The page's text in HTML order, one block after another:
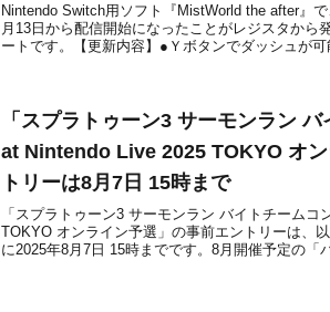
Nintendo Switch用ソフト『MistWorld the after』
月13日から配信開始になったことがレジスタから
ートです。【更新内容】●Ｙボタンでダッシュが
「スプラトゥーン3 サーモンラン
at Nintendo Live 2025 TOKYO オ
トリーは8月7日 15時まで
「スプラトゥーン3 サーモンラン バイトチームコ
TOKYO オンライン予選」の事前エントリーは、
に2025年8月7日 15時までです。8月開催予定の「